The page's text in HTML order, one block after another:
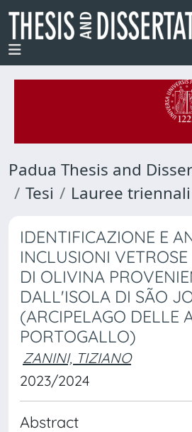
Padua Thesis and
Tesi
Lauree triennali
IDENTIFICAZIONE E
INCLUSIONI
DI OLIVINA
DALL'ISOLA DI SÃO
(ARCIPELAGO DELLE
PORTOGALLO)
ZANINI, TIZIANO
2023/2024
Abstract